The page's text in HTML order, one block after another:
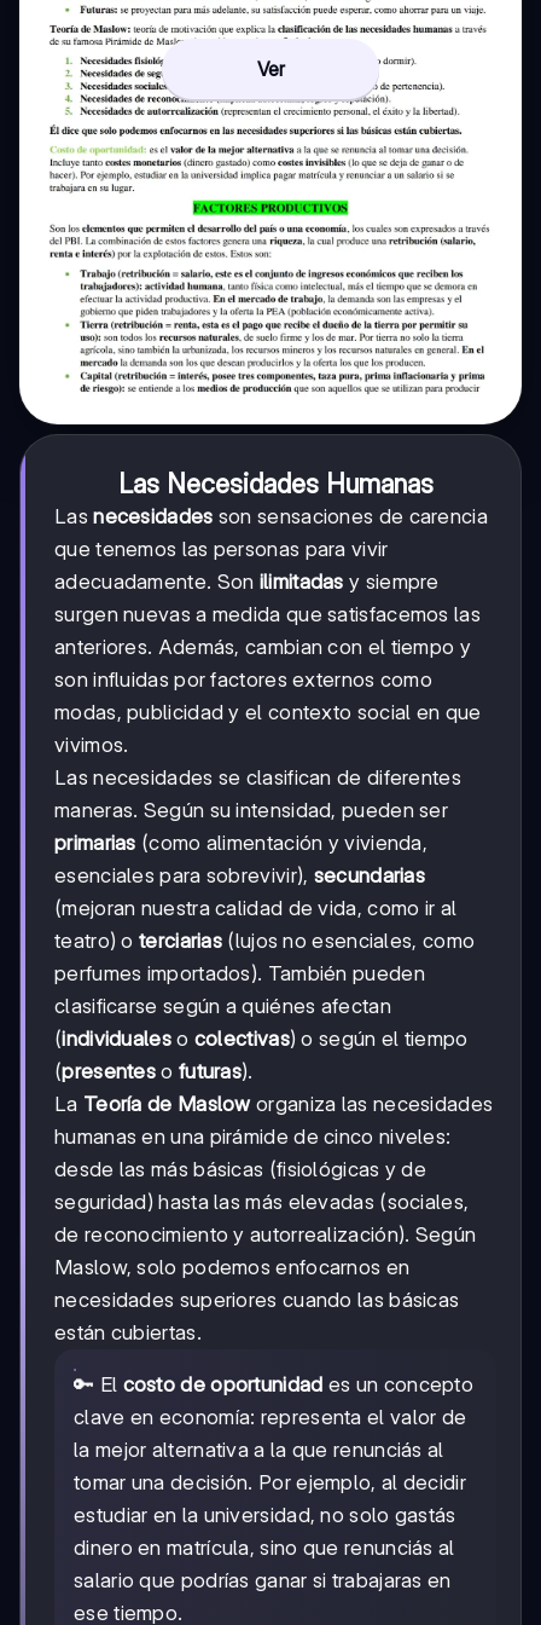
Ver
Las Necesidades Humanas
Lasnecesidades son sensaciones de carencia
que tenemos las personas para vivir
adecuadamente. Son ilimitadas y siempre
surgen nuevas a medida que satisfacemos las
anteriores. Además, cambian con el tiempo y
son influidas por factores externos como
modas, publicidad y el contexto social en que
vivimos.
Las necesidades se clasifican de diferentes
maneras. Según su intensidad, pueden ser
primarias (como alimentación y vivienda,
esenciales para sobrevivir), secundarias
(mejoran nuestra calidad de vida, como ir al
teatro) o terciarias (lujos no esenciales, como
perfumes importados). También pueden
clasificarse según a quiénes afectan
(individualeso colectivas) o según el tiempo
(presentes o futuras).
La Teoría de Masloworganiza las necesidades
humanas en una pirámide de cinco niveles:
desde las más básicas (fisiológicas y de
seguridad) hasta las más elevadas (sociales,
de reconocimiento y autorrealización). Según
Maslow, solo podemos enfocarnos en
necesidades superiores cuando las básicas
están cubiertas.
🔑 El costo de oportunidad es un concepto
clave en economía: representa el valor de
la mejor alternativa a la que renunciás al
tomar una decisión. Por ejemplo, al decidir
estudiar en la universidad, no solo gastás
dinero en matrícula, sino que renunciás al
salario que podrías ganar si trabajaras en
ese tiempo.